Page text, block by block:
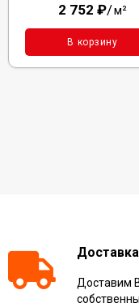
2 752 ₽/м²
В корзину
Доставим